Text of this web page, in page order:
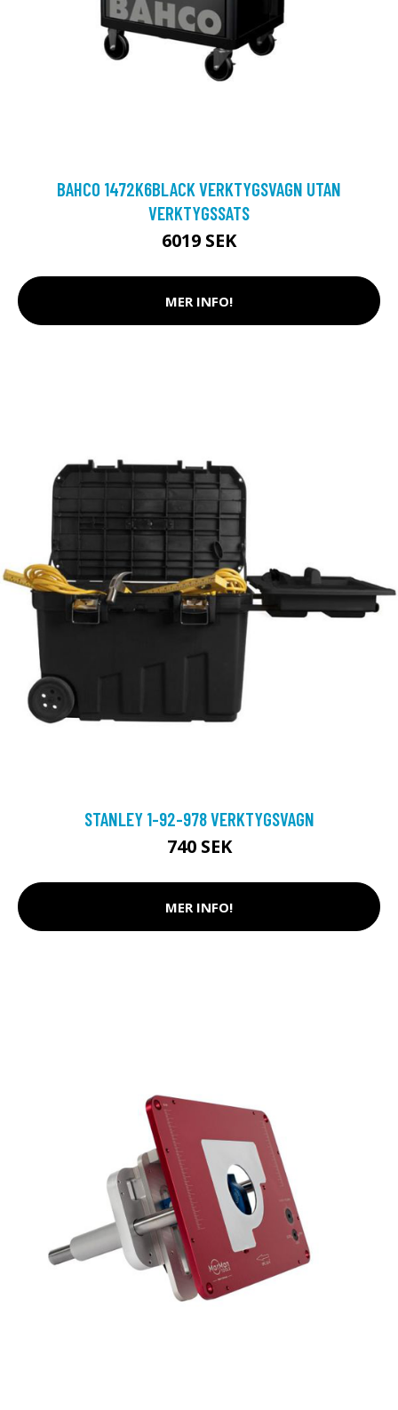
BAHCO 1472K6BLACK VERKTYGSVAGN UTAN
VERKTYGSSATS
6019 SEK
MER INFO!
STANLEY 1-92-978 VERKTYGSVAGN
740 SEK
MER INFO!